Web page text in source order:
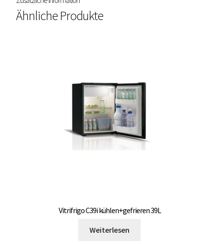
Ähnliche Produkte
Vitrifrigo C39i kühlen+gefrieren 39L
Weiterlesen